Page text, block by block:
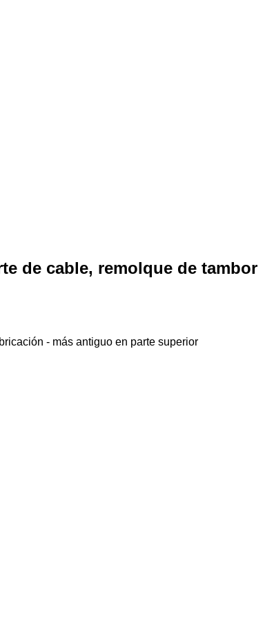
de cable, remolque de tambor
- más antiguo en parte superior